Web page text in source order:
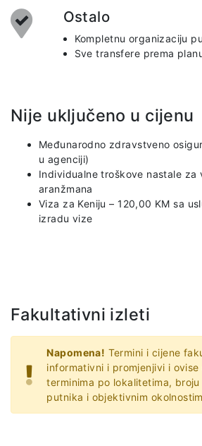
Ostalo
Kompletnu organizaciju
Sve transfere prema
Nije uključeno u cijenu
Međunarodno zdravstveno
u agenciji)
Individualne troškove nastale za
aranžmana
Viza za Keniju – 120,00 KM sa
izradu vize
Fakultativni izleti
Napomena! Termini i cijene
informativni i promjenjivi i ovise
terminima po lokalitetima,
putnika i objektivnim